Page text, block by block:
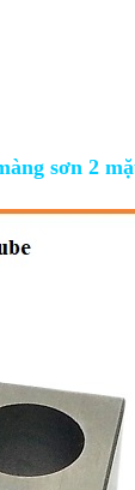
sơn 2